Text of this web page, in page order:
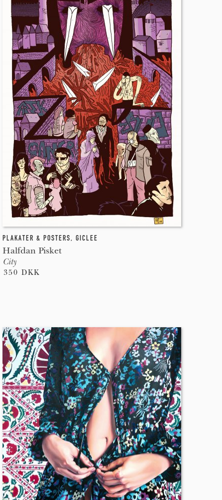
PLAKATER & POSTERS,GICLEE
Halfdan Pisket
City
350 DKK